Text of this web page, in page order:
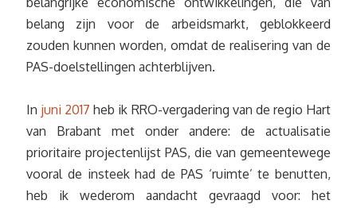
belang zijn voor de arbeidsmarkt, geblokkeerd
zouden kunnen worden, omdat de realisering van de
PAS-doelstellingen achterblijven.
In juni 2017 heb ik RRO-vergadering van de regio Hart
van Brabant met onder andere: de actualisatie
prioritaire projectenlijst PAS, die van gemeentewege
vooral de insteek had de PAS ‘ruimte’ te benutten,
heb ik wederom aandacht gevraagd voor: het